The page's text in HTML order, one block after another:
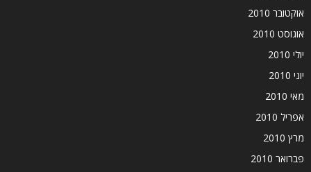
אוקטובר 2010
אוגוסט 2010
יולי 2010
יוני 2010
מאי 2010
אפריל 2010
מרץ 2010
פברואר 2010